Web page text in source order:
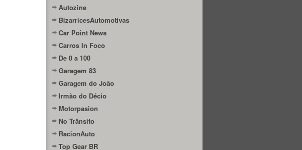
Autozine
BizarricesAutomotivas
Car Point News
Carros In Foco
De 0 a 100
Garagem 83
Garagem do João
Irmão do Décio
Motorpasion
No Trânsito
RacionAuto
Top Gear BR